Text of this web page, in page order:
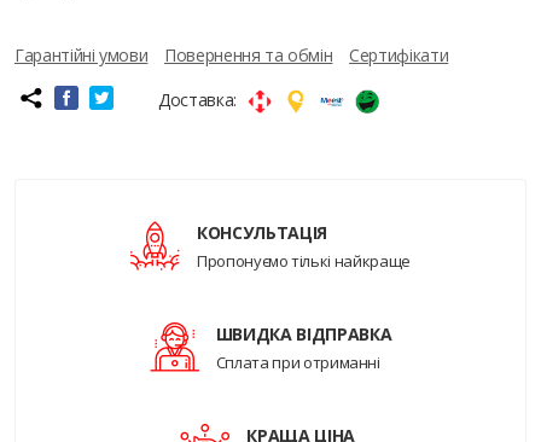
Гарантійні умови Повернення та обмін
Сертифікати
Доставка:
КОНСУЛЬТАЦІЯ
Пропонуємо тількі найкраще
ШВИДКА ВІДПРАВКА
Сплата при отриманні
КРАЩА ЦІНА